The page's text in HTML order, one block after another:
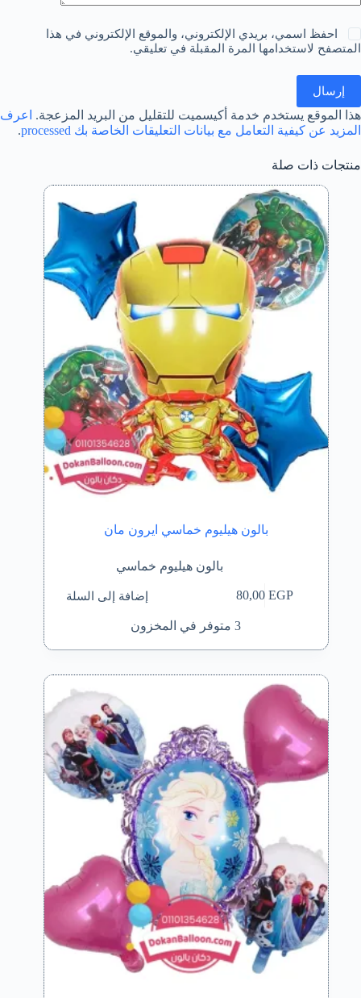
احفظ اسمي، بريدي الإلكتروني، والموقع الإلكتروني في هذا
المتصفح لاستخدامها المرة المقبلة في تعليقي.
إرسال
هذا الموقع يستخدم خدمة أكيسميت للتقليل من البريد المزعجة.
اعرف
المزيد عن كيفية التعامل مع بيانات التعليقات الخاصة بك processed
.
منتجات ذات صلة
بالون هيليوم خماسي ايرون مان
بالون هيليوم خماسي
80,00EGP إضافة إلى السلة
3 متوفر في المخزون